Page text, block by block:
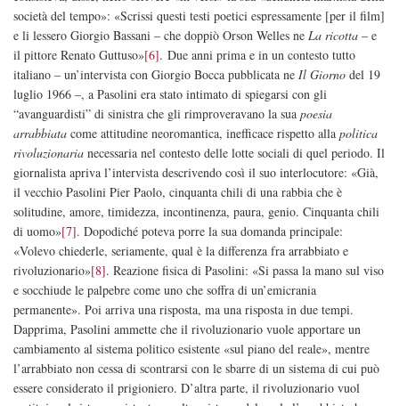
società del tempo»: «Scrissi questi testi poetici espressamente [per il film]
e li lessero Giorgio Bassani – che doppiò Orson Welles ne La ricotta – e
il pittore Renato Guttuso»[6]. Due anni prima e in un contesto tutto
italiano – un’intervista con Giorgio Bocca pubblicata ne Il Giorno del 19
luglio 1966 –, a Pasolini era stato intimato di spiegarsi con gli
“avanguardisti” di sinistra che gli rimproveravano la sua poesia
arrabbiata come attitudine neoromantica, inefficace rispetto alla politica
rivoluzionaria necessaria nel contesto delle lotte sociali di quel periodo. Il
giornalista apriva l’intervista descrivendo così il suo interlocutore: «Già,
il vecchio Pasolini Pier Paolo, cinquanta chili di una rabbia che è
solitudine, amore, timidezza, incontinenza, paura, genio. Cinquanta chili
di uomo»[7]. Dopodiché poteva porre la sua domanda principale:
«Volevo chiederle, seriamente, qual è la differenza fra arrabbiato e
rivoluzionario»[8]. Reazione fisica di Pasolini: «Si passa la mano sul viso
e socchiude le palpebre come uno che soffra di un’emicrania
permanente». Poi arriva una risposta, ma una risposta in due tempi.
Dapprima, Pasolini ammette che il rivoluzionario vuole apportare un
cambiamento al sistema politico esistente «sul piano del reale», mentre
l’arrabbiato non cessa di scontrarsi con le sbarre di un sistema di cui può
essere considerato il prigioniero. D’altra parte, il rivoluzionario vuol